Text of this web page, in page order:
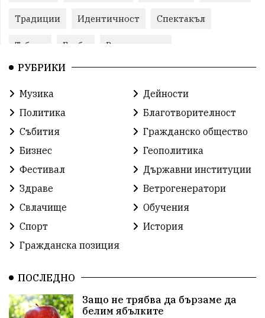
Традиции Идентичност Спектакъл
Табели Глоби Велотуризъм
Благотворителност
Работа Народност
Ретро Футбол
Лига екология протест
Одринци Наследство
Концерт Победа Баскетбол
Усмивки история празник
Община Добрич
Шах Балканиада Спорт
РУБРИКИ
Музика
Дейности
Политика
Благотворителност
Събития
Гражданско общество
Бизнес
Геополитика
Фестивал
Държавни институции
Здраве
Ветрогенератори
Свлачище
Обучения
Спорт
История
Гражданска позиция
ПОСЛЕДНО
Защо не трябва да бързаме да
белим ябълките